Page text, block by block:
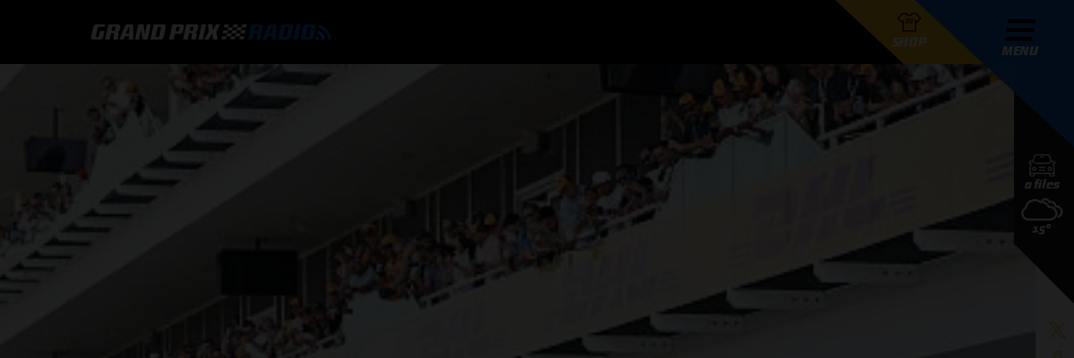
SHOP
MENU
0 files
15°
GRAND PRIX RADIO
HOE TE BELUISTEREN?
ONLINE RADIO LUISTEREN F1 KWALIFICATIES
F1 RACES
F1 KALENDER
F1 COUREURS KAMPIOENSCHAP
OVER GRAND PRIX RADIO
GRAND PRIX RADIO ACTIES